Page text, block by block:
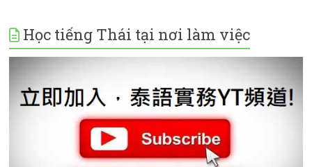
Học tiếng Thái tại nơi làm việc